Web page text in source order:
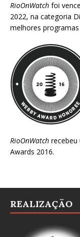
RioOnWatch foi
2022, na categoria
melhores
RioOnWatch
Awards 2016.
REALIZAÇÃO